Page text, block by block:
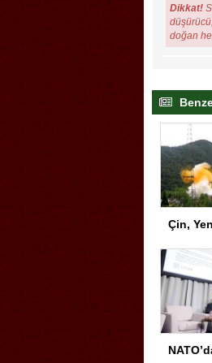
Dikkat!
doğan